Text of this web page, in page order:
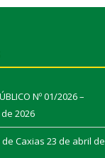
Nº 01/2026 –
2026
Caxias 23 de abril de